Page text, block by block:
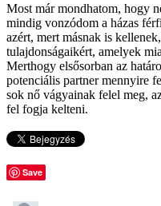
Most már mondhatom, hogy
mindig vonzódom a házas
azért, mert másnak is
tulajdonságaikért, amelyek
Merthogy elsősorban az
potenciális partner mennyire
sok nő vágyainak felel meg,
fel fogja kelteni.
Save